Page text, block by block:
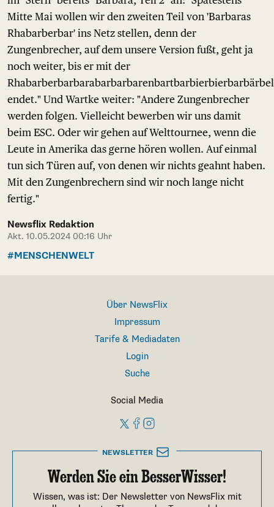
Mitte Mai wollen wir den zweiten Teil von 'Barbaras
Rhabarberbar' ins Netz stellen, denn der
Zungenbrecher, auf dem unsere Version fußt, geht ja
noch weiter, bis er mit der
Rhabarberbarbarabarbarbarenbartbarbierbierbarbärbel
endet." Und Wartke weiter: "Andere Zungenbrecher
werden folgen. Vielleicht bewerben wir uns damit
beim ESC. Oder wir gehen auf Welttournee, wenn die
Leute in Amerika das gerne hören wollen. Auf einmal
tun sich Türen auf, von denen wir nichts geahnt haben.
Mit den Zungenbrechern sind wir noch lange nicht
fertig."
Newsflix Redaktion
Akt. 10.05.2024 00:16 Uhr
#MENSCHENWELT
Über NewsFlix
Impressum
Tarife & Mediadaten
Login
Suche
Social Media
NEWSLETTER
Werden Sie ein BesserWisser!
Wissen, was ist: Der Newsletter von NewsFlix mit